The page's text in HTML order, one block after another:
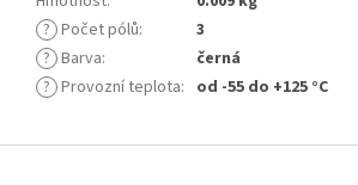
? Počet pólů:
3
? Barva:
černá
? Provozní teplota: od -55 do +125 °C